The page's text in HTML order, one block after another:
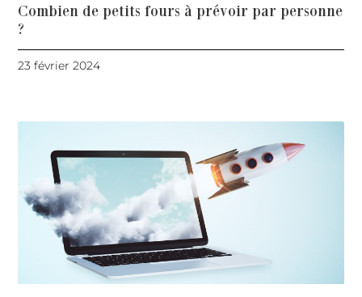
Combien de petits fours à prévoir par personne
?
23 février 2024